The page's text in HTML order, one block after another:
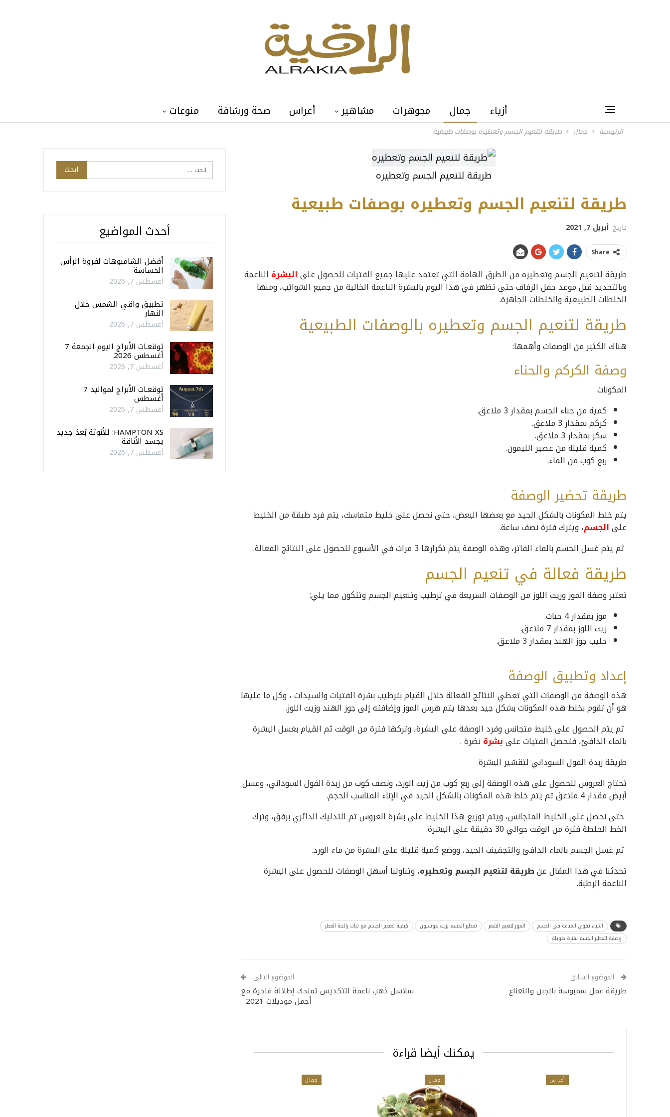
أزياء جمال مجوهرات مشاهير أعراس صحة ورشاقة منوعات
الرئيسية جمال طريقة لتنعيم الجسم وتعطيره بوصفات طبيعية
طريقة لتنعيم الجسم وتعطيره
طريقة لتنعيم الجسم وتعطيره بوصفات طبيعية
تاريخ أبريل 7, 2021
Share
طريقة لتنعيم الجسم وتعطيره من الطرق الهامة التي تعتمد عليها جميع الفتيات للحصول علىالبشرة الناعمة
وبالتحديد قبل موعد حفل الزفاف حتى تظهر في هذا اليوم بالبشرة الناعمة الخالية من جميع الشوائب، ومنها
الخلطات الطبيعية والخلطات الجاهزة.
طريقة لتنعيم الجسم وتعطيره بالوصفات الطبيعية
هناك الكثير من الوصفات وأهمها:
وصفة الكركم والحناء
المكونات
كمية من حناء الجسم بمقدار 3 ملاعق.
كركم بمقدار 3 ملاعق.
سكر بمقدار 3 ملاعق.
كمية قليلة من عصير الليمون.
ربع كوب من الماء.
طريقة تحضير الوصفة
يتم خلط المكونات بالشكل الجيد مع بعضها البعض، حتى نحصل على خليط متماسك، يتم فرد طبقة من الخليط
علىالجسم، ويترك فترة نصف ساعة.
ثم يتم غسل الجسم بالماء الفاتر، وهذه الوصفة يتم تكرارها 3 مرات في الأسبوع للحصول على النتائج الفعالة.
طريقة فعالة في تنعيم الجسم
تعتبر وصفة الموز وزيت اللوز من الوصفات السريعة في ترطيب وتنعيم الجسم وتتكون مما يلي:
موز بمقدار 4 حبات.
زيت اللوز بمقدار 7 ملاعق.
حليب جوز الهند بمقدار 3 ملاعق.
إعداد وتطبيق الوصفة
هذه الوصفة من الوصفات التي تعطي النتائج الفعالة خلال القيام بترطيب بشرة الفتيات والسيدات ، وكل ما عليها
هو أن تقوم بخلط هذه المكونات بشكل جيد بعدها يتم هرس الموز وإضافته إلى جوز الهند وزيت اللوز.
ثم يتم الحصول على خليط متجانس وفرد الوصفة على البشرة، وتركها فترة من الوقت ثم القيام بغسل البشرة
بالماء الدافئ، فتحصل الفتيات علىبشرةنضرة .
طريقة زبدة الفول السوداني لتقشير البشرة
تحتاج العروس للحصول على هذه الوصفة إلى ربع كوب من زيت الورد، ونصف كوب من زبدة الفول السوداني، وعسل
أبيض مقدار 4 ملاعق ثم يتم خلط هذه المكونات بالشكل الجيد في الإناء المناسب الحجم.
حتى نحصل على الخليط المتجانس، ويتم توزيع هذا الخليط على بشرة العروس ثم التدليك الدائري برفق، وترك
الخط الخلطة فترة من الوقت حوالي 30 دقيقة على البشرة.
ثم غسل الجسم بالماء الدافئ والتجفيف الجيد، ووضع كمية قليلة على البشرة من ماء الورد.
تحدثنا في هذا المقال عنطريقة لتنعيم الجسم وتعطيره، وتناولنا أسهل الوصفات للحصول على البشرة
الناعمة الرطبة.
اشياء تقوي المناعة في الجسم الموز لتنعيم الشعر تعطير الجسم بزيت جونسون
كيفية تعطير الجسم مع ثبات رائحة العطر
وصفة لتعطير الجسم لفترة طويلة
الموضوع السابق
طريقة عمل سمبوسة بالجبن والنعناع
الموضوع التالي
سلاسل ذهب ناعمة للتكديس تمنحك إطلالة فاخرة مع
أجمل موديلات 2021
يمكنك أيضا قراءة
أعراس جمال جمال
أحدث المواضيع
أفضل الشامبوهات لفروة الرأس
الحساسة
أغسطس 7, 2026
تطبيق واقي الشمس خلال
النهار
أغسطس 7, 2026
توقعـات الأبراج اليوم الجمعة 7
أغسطس 2026
أغسطس 7, 2026
توقعـات الأبراج لمواليد 7
أغسطس
أغسطس 7, 2026
HAMPTON XS: للأنوثة بُعدٌ جديد
يجسد الأناقة
أغسطس 7, 2026